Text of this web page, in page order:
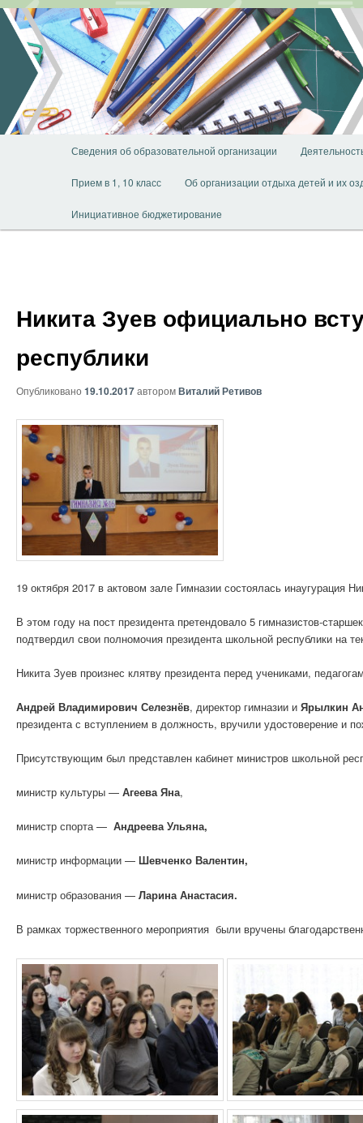
Перейти
основному
содержимому
Сведения об образовательной организации
Прием в 1, 10 класс Об организации отдыха детей и их
Инициативное бюджетирование
Никита Зуев официально
республики
Опубликовано 19.10.2017авторомВиталий Ретивов
19 октября 2017 в актовом зале Гимназии состоялась инаугурация
В этом году на пост президента претендовало 5 гимназистов-
подтвердил свои полномочия президента школьной республики на
Никита Зуев произнес клятву президента перед учениками,
Андрей Владимирович Селезнёв, директор гимназии и Ярылкин
президента с вступлением в должность, вручили удостоверение и
Присутствующим был представлен кабинет министров школьной
министр культуры — Агеева Яна,
министр спорта — Андреева Ульяна,
министр информации — Шевченко Валентин,
министр образования — Ларина Анастасия.
В рамках торжественного мероприятия были вручены